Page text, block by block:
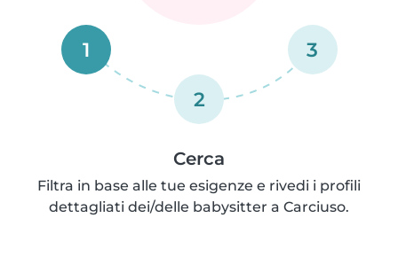
1
2
3
Cerca
Filtra in base alle tue esigenze e rivedi i profili
dettagliati dei/delle babysitter a Carciuso.